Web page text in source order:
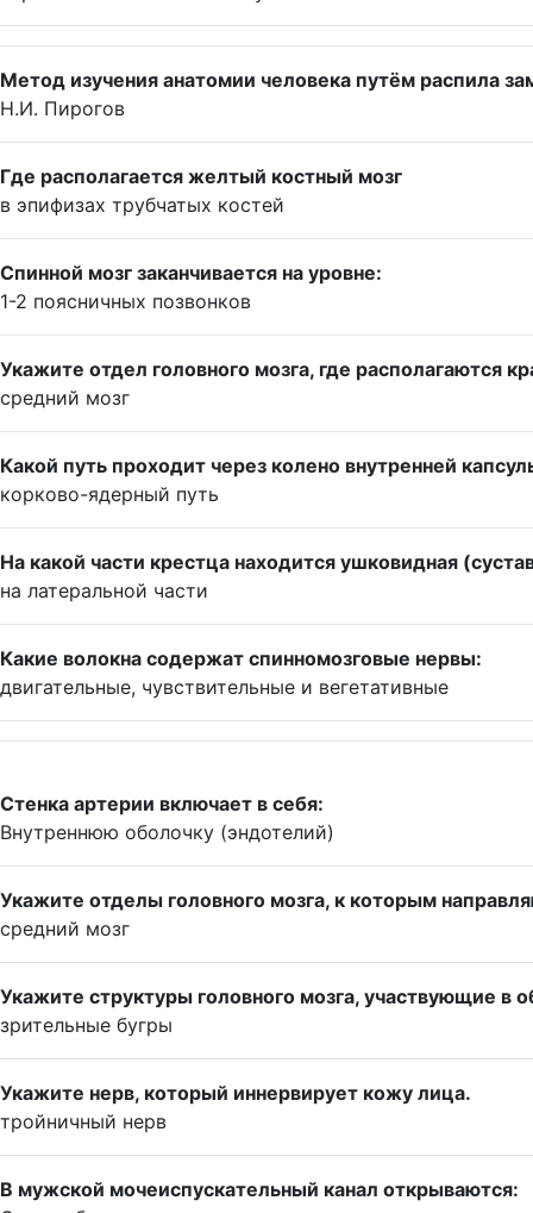
Метод изучения анатомии человека путём распила
Н.И. Пирогов
Где располагается желтый костный мозг
в эпифизах трубчатых костей
Спинной мозг заканчивается на уровне:
1-2 поясничных позвонков
Укажите отдел головного мозга, где располагаются
средний мозг
Какой путь проходит через колено внутренней
корково-ядерный путь
На какой части крестца находится ушковидная
на латеральной части
Какие волокна содержат спинномозговые нервы:
двигательные, чувствительные и вегетативные
Стенка артерии включает в себя:
Внутреннюю оболочку (эндотелий)
Укажите отделы головного мозга, к которым
средний мозг
Укажите структуры головного мозга, участвующие в
зрительные бугры
Укажите нерв, который иннервирует кожу лица.
тройничный нерв
В мужской мочеиспускательный канал открываются: